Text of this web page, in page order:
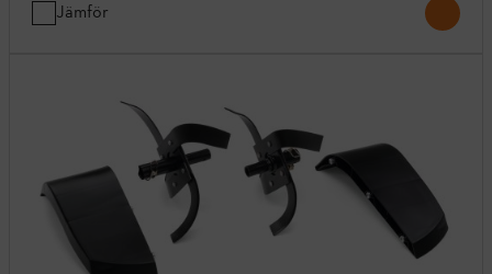
Jämför